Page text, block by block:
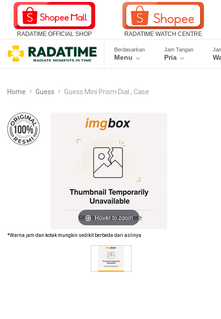
RADATIME OFFICIAL SHOP RADATIME WATCH CENTRE
Berdasarkan
Menu
Jam Tangan
Pria
Home Guess Guess Mini Prism Dial , Case
Hover to zoom
*Warna jam dan kotak mungkin sedikit berbeda dari aslinya